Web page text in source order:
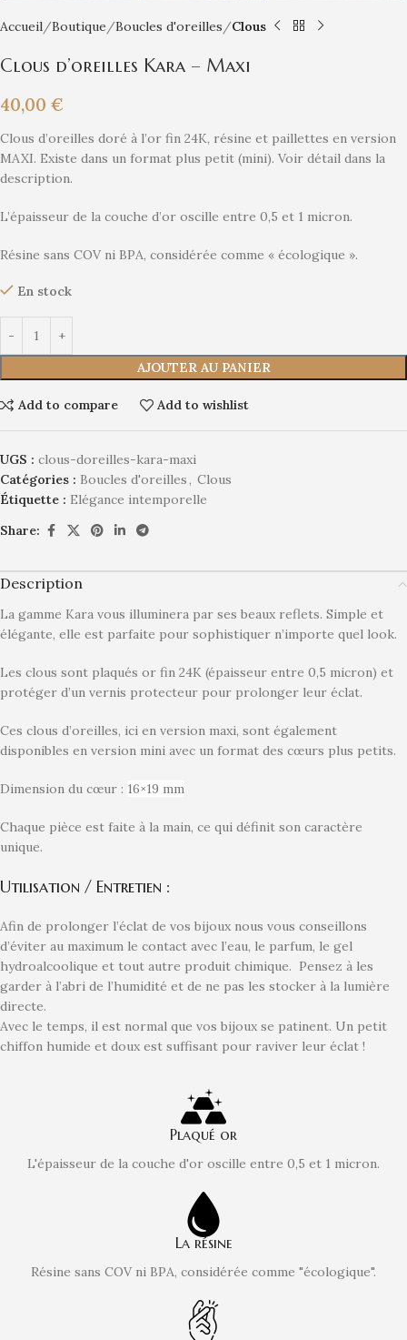
Accueil Boutique Boucles d'oreilles Clous
Clous d’oreilles Kara – Maxi
40,00 €
Clous d’oreilles doré à l’or fin 24K, résine et paillettes en version
MAXI. Existe dans un format plus petit (mini). Voir détail dans la
description.
L’épaisseur de la couche d’or oscille entre 0,5 et 1 micron.
Résine sans COV ni BPA, considérée comme « écologique ».
En stock
AJOUTER AU PANIER
Add to compare Add to wishlist
UGS : clous-doreilles-kara-maxi
Catégories : Boucles d'oreilles, Clous
Étiquette : Elégance intemporelle
Share:
Description
La gamme Kara vous illuminera par ses beaux reflets. Simple et
élégante, elle est parfaite pour sophistiquer n’importe quel look.
Les clous sont plaqués or fin 24K (épaisseur entre 0,5 micron) et
protéger d’un vernis protecteur pour prolonger leur éclat.
Ces clous d’oreilles, ici en version maxi, sont également
disponibles en version mini avec un format des cœurs plus petits.
Dimension du cœur : 16×19 mm
Chaque pièce est faite à la main, ce qui définit son caractère
unique.
Utilisation / Entretien :
Afin de prolonger l’éclat de vos bijoux nous vous conseillons
d’éviter au maximum le contact avec l’eau, le parfum, le gel
hydroalcoolique et tout autre produit chimique. Pensez à les
garder à l’abri de l’humidité et de ne pas les stocker à la lumière
directe.
Avec le temps, il est normal que vos bijoux se patinent. Un petit
chiffon humide et doux est suffisant pour raviver leur éclat !
Plaqué or
L'épaisseur de la couche d'or oscille entre 0,5 et 1 micron.
La résine
Résine sans COV ni BPA, considérée comme "écologique".